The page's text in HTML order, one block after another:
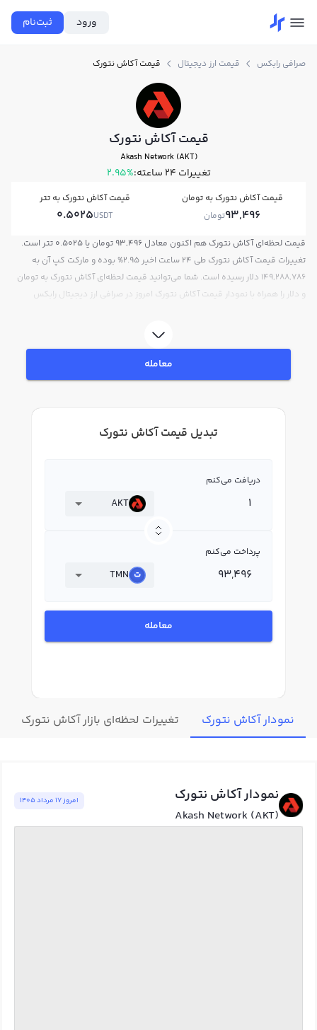
ورود ثبت‌نام
صرافی رابکس قیمت ارز دیجیتال قیمت آکاش نتورک
قیمت آکاش نتورک
Akash Network (AKT)
تغییرات ۲۴ ساعته: 2.95%
قیمت آکاش نتورک به تومان
93,496تومان
قیمت آکاش نتورک به تتر
0.5025USDT
قیمت لحظه‌ای آکاش نتورک هم اکنون معادل 93,496 تومان یا 0.5025 تتر است.
تغییرات قیمت آکاش نتورک طی 24 ساعت اخیر 2.95% بوده و مارکت کپ آن به
149,288,786 دلار رسیده است. شما می‌توانید قیمت لحظه‌ای آکاش نتورک به تومان
و دلار را همراه با نمودار قیمت آکاش نتورک امروز در صرافی ارز دیجیتال رابکس
معامله
تبدیل قیمت آکاش نتورک
دریافت می‌کنم
AKT
پرداخت می‌کنم
TMN
معامله
نمودار آکاش نتورک تغییرات لحظه‌ای بازار آکاش نتورک
نمودار آکاش نتورک
Akash Network (AKT)
امروز ١٧ مرداد ١٤٠٥